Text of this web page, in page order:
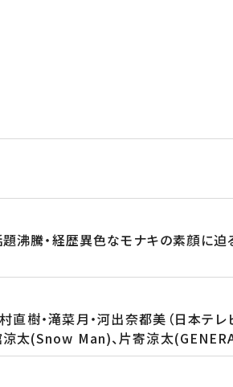
騰・経歴異色なモナキの素顔に迫
直樹・滝菜月・河出奈都美（日本テ
宮舘涼太(Snow Man)、片寄涼太